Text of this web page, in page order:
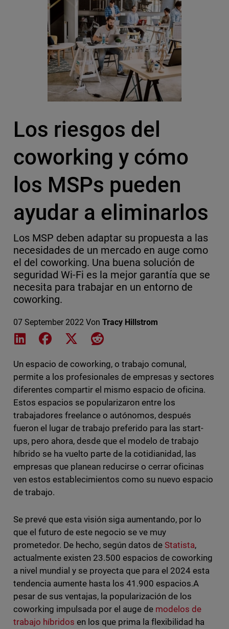
Los riesgos del
coworking y cómo
los MSPs pueden
ayudar a eliminarlos
Los MSP deben adaptar su propuesta a las
necesidades de un mercado en auge como
el del coworking. Una buena solución de
seguridad Wi-Fi es la mejor garantía que se
necesita para trabajar en un entorno de
coworking.
07 September 2022 Von Tracy Hillstrom
Share on LinkedIn
Share on Facebook
Share on XShare on Reddit
Un espacio de coworking, o trabajo comunal,
permite a los profesionales de empresas y sectores
diferentes compartir el mismo espacio de oficina.
Estos espacios se popularizaron entre los
trabajadores freelance o autónomos, después
fueron el lugar de trabajo preferido para las start-
ups, pero ahora, desde que el modelo de trabajo
híbrido se ha vuelto parte de la cotidianidad, las
empresas que planean reducirse o cerrar oficinas
ven estos establecimientos como su nuevo espacio
de trabajo.
Se prevé que esta visión siga aumentando, por lo
que el futuro de este negocio se ve muy
prometedor. De hecho, según datos deStatista,
actualmente existen 23.500 espacios de coworking
a nivel mundial y se proyecta que para el 2024 esta
tendencia aumente hasta los 41.900 espacios.A
pesar de sus ventajas, la popularización de los
coworking impulsada por el auge de modelos de
trabajo híbridos en los que prima la flexibilidad ha